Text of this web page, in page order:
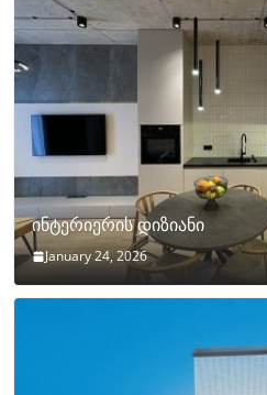
ინტერიერის დიზიანი
January 24, 2026